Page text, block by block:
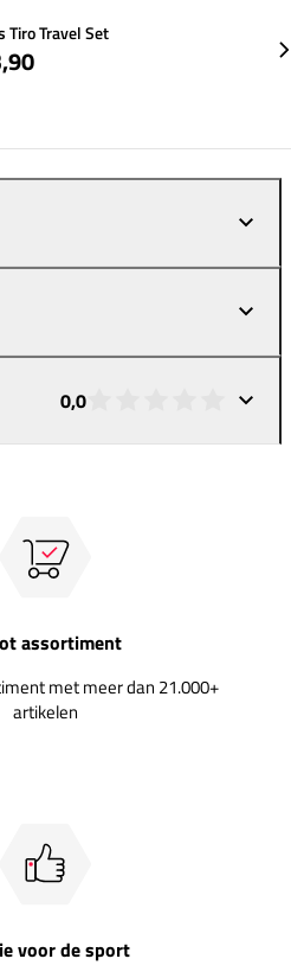
Tiro Travel Set
0,0
assortiment
met meer dan 21.000+
artikelen
voor de sport